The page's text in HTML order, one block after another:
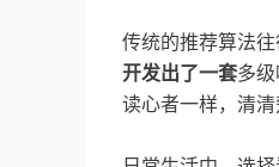
传统的推荐算法
开发出了一套多
读心者一样，清